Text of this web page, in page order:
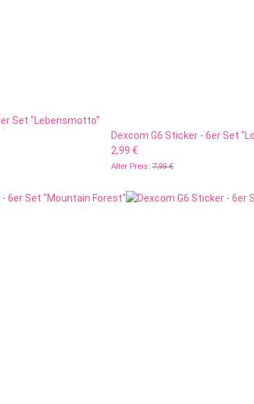
Set "Lebensmotto"
Dexcom G6 Sticker - 6er Set
2,99 €
Alter Preis: 7,99 €